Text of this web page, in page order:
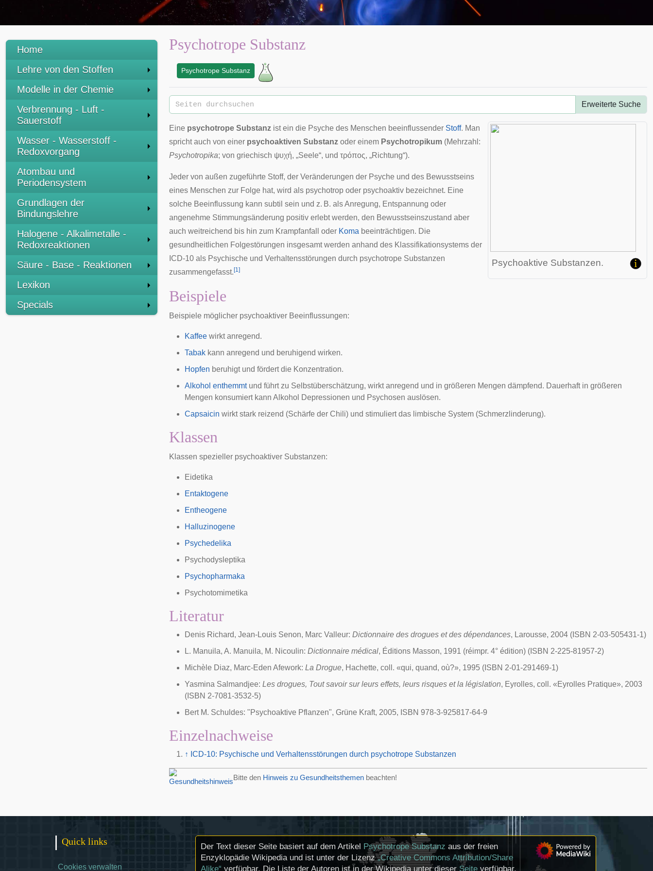
Home
Lehre von den Stoffen
Modelle in der Chemie
Verbrennung - Luft -
Sauerstoff
Wasser - Wasserstoff -
Redoxvorgang
Atombau und
Periodensystem
Grundlagen der
Bindungslehre
Halogene - Alkalimetalle -
Redoxreaktionen
Säure - Base - Reaktionen
Lexikon
Specials
Psychotrope Substanz
Psychotrope Substanz
Erweiterte Suche
Psychoaktive Substanzen.
Eine psychotrope Substanz ist ein die Psyche des Menschen beeinflussender Stoff. Man
spricht auch von einer psychoaktiven Substanz oder einem Psychotropikum (Mehrzahl:
Psychotropika; von griechisch ψυχή, „Seele“, und τρόπος, „Richtung“).
Jeder von außen zugeführte Stoff, der Veränderungen der Psyche und des Bewusstseins
eines Menschen zur Folge hat, wird als psychotrop oder psychoaktiv bezeichnet. Eine
solche Beeinflussung kann subtil sein und z. B. als Anregung, Entspannung oder
angenehme Stimmungsänderung positiv erlebt werden, den Bewusstseinszustand aber
auch weitreichend bis hin zum Krampfanfall oder Koma beeinträchtigen. Die
gesundheitlichen Folgestörungen insgesamt werden anhand des Klassifikationsystems der
ICD-10 als Psychische und Verhaltensstörungen durch psychotrope Substanzen
zusammengefasst. [1]
Beispiele
Beispiele möglicher psychoaktiver Beeinflussungen:
Kaffee wirkt anregend.
Tabak kann anregend und beruhigend wirken.
Hopfen beruhigt und fördert die Konzentration.
Alkohol enthemmtund führt zu Selbstüberschätzung, wirkt anregend und in größeren Mengen dämpfend. Dauerhaft in größeren
Mengen konsumiert kann Alkohol Depressionen und Psychosen auslösen.
Capsaicin wirkt stark reizend (Schärfe der Chili) und stimuliert das limbische System (Schmerzlinderung).
Klassen
Klassen spezieller psychoaktiver Substanzen:
Eidetika
Entaktogene
Entheogene
Halluzinogene
Psychedelika
Psychodysleptika
Psychopharmaka
Psychotomimetika
Literatur
Denis Richard, Jean-Louis Senon, Marc Valleur: Dictionnaire des drogues et des dépendances, Larousse, 2004 (ISBN 2-03-505431-1)
L. Manuila, A. Manuila, M. Nicoulin: Dictionnaire médical, Éditions Masson, 1991 (réimpr. 4° édition) (ISBN 2-225-81957-2)
Michèle Diaz, Marc-Eden Afework: La Drogue, Hachette, coll. «qui, quand, où?», 1995 (ISBN 2-01-291469-1)
Yasmina Salmandjee: Les drogues, Tout savoir sur leurs effets, leurs risques et la législation, Eyrolles, coll. «Eyrolles Pratique», 2003
(ISBN 2-7081-3532-5)
Bert M. Schuldes: "Psychoaktive Pflanzen", Grüne Kraft, 2005, ISBN 978-3-925817-64-9
Einzelnachweise
↑ ICD-10: Psychische und Verhaltensstörungen durch psychotrope Substanzen
Bitte den Hinweis zu Gesundheitsthemen beachten!
Quick links
Cookies verwalten
Der Text dieser Seite basiert auf dem Artikel Psychotrope Substanz aus der freien
Enzyklopädie Wikipedia und ist unter der Lizenz„Creative Commons Attribution/Share
Alike“ verfügbar. Die Liste der Autoren ist in der Wikipedia unter dieser Seite verfügbar,